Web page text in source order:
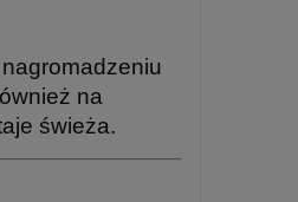
na
świeża.